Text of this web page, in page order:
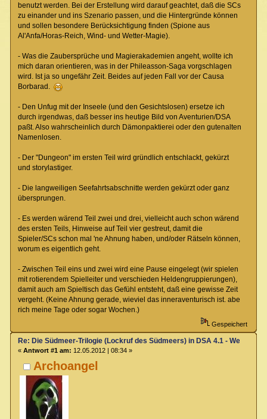
benutzt werden. Bei der Erstellung wird darauf geachtet, daß die SCs
zu einander und ins Szenario passen, und die Hintergründe können
und sollen besondere Berücksichtigung finden (Spione aus
Al'Anfa/Horas-Reich, Wind- und Wetter-Magie).
- Was die Zaubersprüche und Magierakademien angeht, wollte ich
mich daran orientieren, was in der Phileasson-Saga vorgschlagen
wird. Ist ja so ungefähr Zeit. Beides auf jeden Fall vor der Causa
Borbarad.
- Den Unfug mit der Inseele (und den Gesichtslosen) ersetze ich
durch irgendwas, daß besser ins heutige Bild von Aventurien/DSA
paßt. Also wahrscheinlich durch Dämonpaktierei oder den gutenalten
Namenlosen.
- Der "Dungeon" im ersten Teil wird gründlich entschlackt, gekürzt
und storylastiger.
- Die langweiligen Seefahrtsabschnitte werden gekürzt oder ganz
übersprungen.
- Es werden wärend Teil zwei und drei, vielleicht auch schon wärend
des ersten Teils, Hinweise auf Teil vier gestreut, damit die
Spieler/SCs schon mal 'ne Ahnung haben, und/oder Rätseln können,
worum es eigentlich geht.
- Zwischen Teil eins und zwei wird eine Pause eingelegt (wir spielen
mit rotierendem Spielleiter und verschieden Heldengruppierungen),
damit auch am Spieltisch das Gefühl entsteht, daß eine gewisse Zeit
vergeht. (Keine Ahnung gerade, wieviel das inneraventurisch ist. abe
rich meine Tage oder sogar Wochen.)
Gespeichert
Archoangel
Re: Die Südmeer-Trilogie (Lockruf des Südmeers) in DSA 4.1 - Wer hat
« Antwort #1 am: 12.05.2012 | 08:34 »